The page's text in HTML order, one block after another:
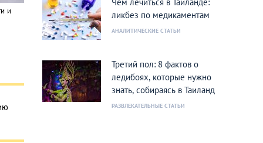
и
ликбез по медикаментам
АНАЛИТИЧЕСКИЕ СТАТЬИ
Третий пол: 8 фактов о
ледибоях, которые нужно
знать, собираясь в Таиланд
РАЗВЛЕКАТЕЛЬНЫЕ СТАТЬИ